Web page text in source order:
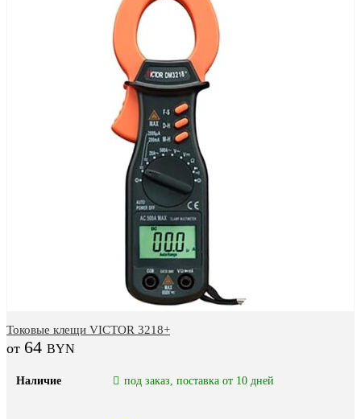
Токовые клещи VICTOR 3218+
64 BYN
Наличие под заказ, поставка от 10 дней